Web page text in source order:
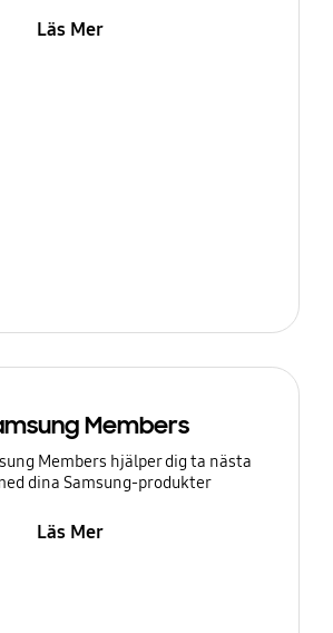
Läs Mer
Members
Members hjälper dig ta nästa
dina Samsung-produkter
Läs Mer